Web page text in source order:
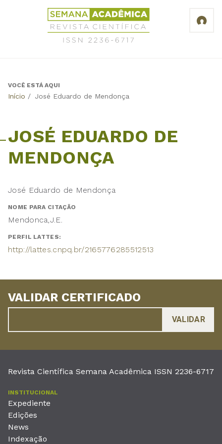
Revista
Científica
Semana
6717
Back
VOCÊ ESTÁ AQUI
Início / José Eduardo de Mendonça
JOSÉ EDUARDO DE
MENDONÇA
José Eduardo de Mendonça
NOME PARA CITAÇÃO
Mendonca,J.E.
PERFIL LATTES:
http://lattes.cnpq.br/2165776285512513
VALIDAR CERTIFICADO
Revista Científica Semana Acadêmica ISSN 2236-6717
INSTITUCIONAL
Expediente
Edições
News
Indexação